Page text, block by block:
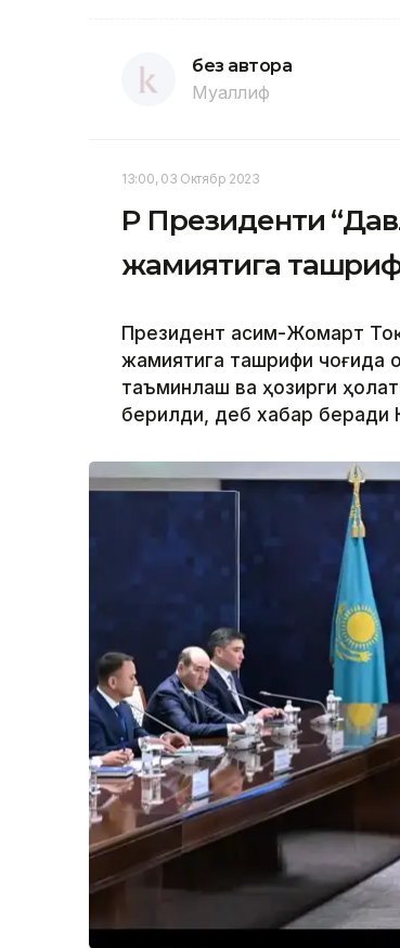
без автора
Муаллиф
13:00, 03 Октябр 2023
ҚР Президенти
жамиятига
Президент Қасим-Жомарт
жамиятига ташрифи чоғида
таъминлаш ва ҳозирги
берилди, деб хабар беради